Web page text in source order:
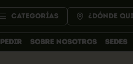
Categorías ¿Dónde
PEDIR SOBRE NOSOTROS SEDES